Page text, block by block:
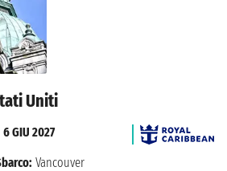
Uniti
6 GIU 2027
Vancouver